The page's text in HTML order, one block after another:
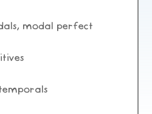
modal perfect